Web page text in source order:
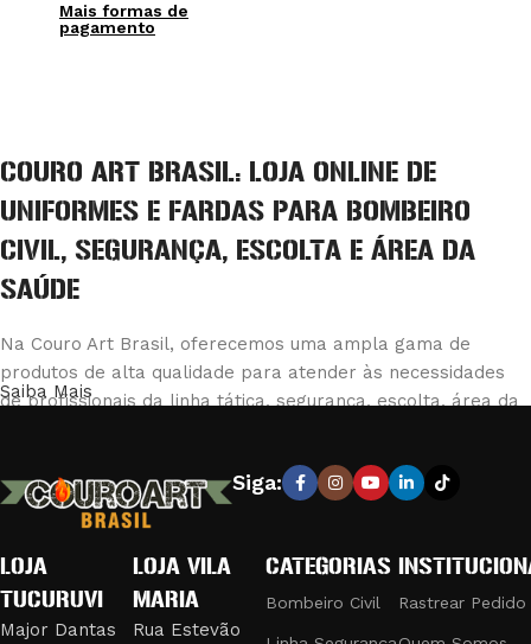
Mais formas de
pagamento
COURO ART BRASIL: LOJA ONLINE DE
UNIFORMES E FARDAS PARA BOMBEIRO
CIVIL, SEGURANÇA, ESCOLTA E ÁREA DA
SAÚDE
Na Couro Art Brasil, oferecemos uma ampla gama de
produtos de alta qualidade para atender às necessidades
de profissionais da linha tática, segurança, escolta, área da
que combinam durabilidade e conforto, garantindo a máxima
eficiência e segurança em suas operações.
PRODUTOS DE QUALIDADE PARA
PROFISSIONAIS EXIGENTES
Saiba Mais
Siga:
LOJA
TUCURUVI
Major Dantas
LOJA VILA
MARIA
Rua Estevão
CATEGORIAS
Bombeiro Civil Rastrear Pedido